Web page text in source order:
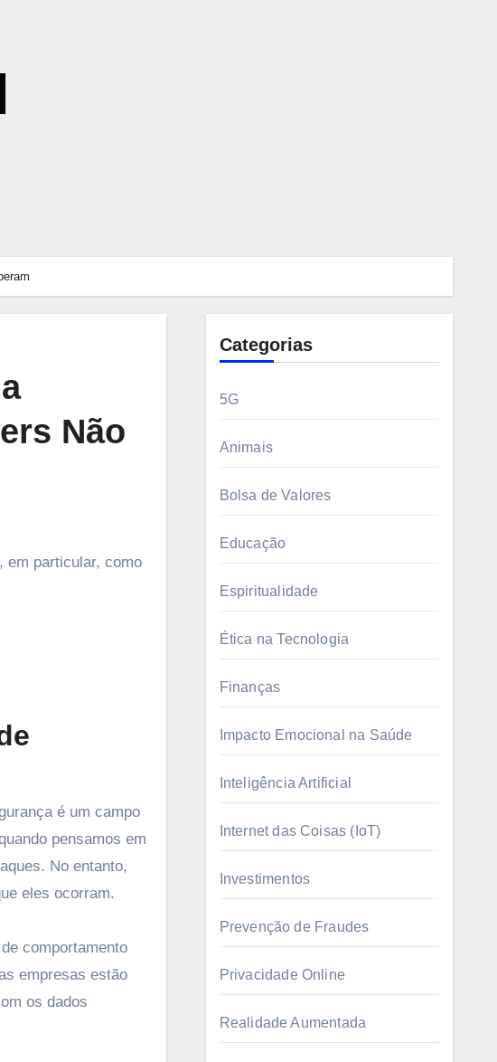
Não
é um campo
pensamos em
No entanto,
eles ocorram.
comportamento
empresas estão
os dados
Categorias
5G
Animais
Bolsa de Valores
Educação
Espiritualidade
Ética na Tecnologia
Finanças
Impacto Emocional na Saúde
Inteligência Artificial
Internet das Coisas (IoT)
Investimentos
Prevenção de Fraudes
Privacidade Online
Realidade Aumentada